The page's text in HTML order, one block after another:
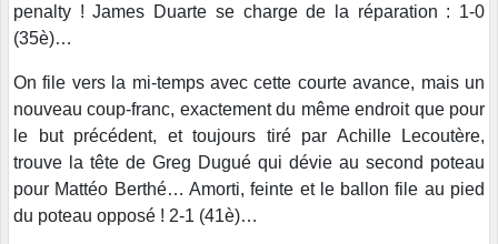
penalty ! James Duarte se charge de la réparation : 1-0
(35è)…
On file vers la mi-temps avec cette courte avance, mais un
nouveau coup-franc, exactement du même endroit que pour
le but précédent, et toujours tiré par Achille Lecoutère,
trouve la tête de Greg Dugué qui dévie au second poteau
pour Mattéo Berthé… Amorti, feinte et le ballon file au pied
du poteau opposé ! 2-1 (41è)…